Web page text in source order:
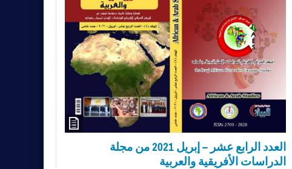
العدد الرابع عشر – إبريل 2021 من مجلة
الدراسات الأفريقية والعربية